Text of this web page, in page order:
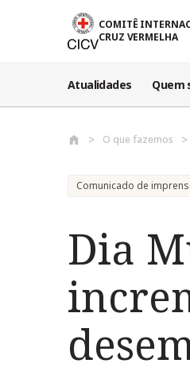
principal
COMITÊ
CRUZ VERMELHA
Atualidades Quem
O que fazemos
Comunicado de
Dia